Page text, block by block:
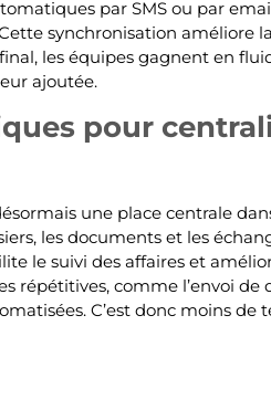
par SMS ou par
synchronisation améliore
les équipes gagnent en
ajoutée.
pour
une place centrale
les documents et les
le suivi des affaires et
répétitives, comme l’envoi
C’est donc moins